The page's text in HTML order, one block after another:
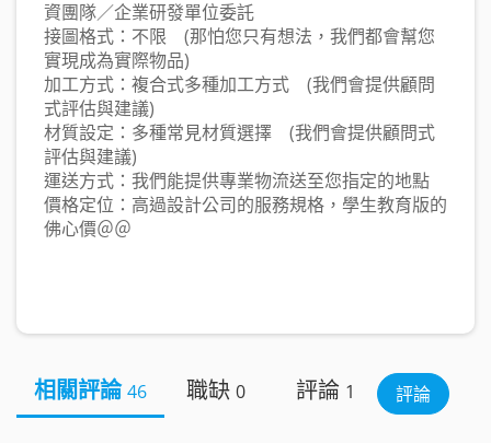
資團隊／企業研發單位委託
接圖格式：不限 (那怕您只有想法，我們都會幫您
實現成為實際物品)
加工方式：複合式多種加工方式 (我們會提供顧問
式評估與建議)
材質設定：多種常見材質選擇 (我們會提供顧問式
評估與建議)
運送方式：我們能提供專業物流送至您指定的地點
價格定位：高過設計公司的服務規格，學生教育版的
佛心價＠＠
相關評論46 職缺 0 評論 1 評論